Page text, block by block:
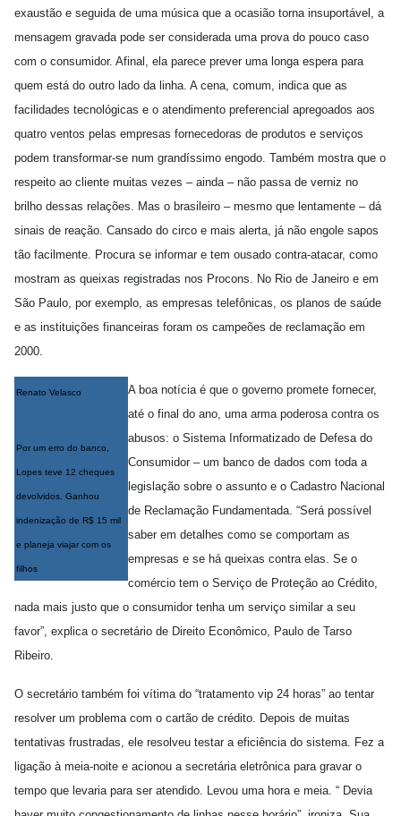
exaustão e seguida de uma música que a ocasião torna insuportável, a
mensagem gravada pode ser considerada uma prova do pouco caso
com o consumidor. Afinal, ela parece prever uma longa espera para
quem está do outro lado da linha. A cena, comum, indica que as
facilidades tecnológicas e o atendimento preferencial apregoados aos
quatro ventos pelas empresas fornecedoras de produtos e serviços
podem transformar-se num grandíssimo engodo. Também mostra que o
respeito ao cliente muitas vezes – ainda – não passa de verniz no
brilho dessas relações. Mas o brasileiro – mesmo que lentamente – dá
sinais de reação. Cansado do circo e mais alerta, já não engole sapos
tão facilmente. Procura se informar e tem ousado contra-atacar, como
mostram as queixas registradas nos Procons. No Rio de Janeiro e em
São Paulo, por exemplo, as empresas telefônicas, os planos de saúde
e as instituições financeiras foram os campeões de reclamação em
2000.
Renato Velasco
Por um erro do banco,
Lopes teve 12 cheques
devolvidos. Ganhou
indenização de R$ 15 mil
e planeja viajar com os
filhos
A boa notícia é que o governo promete fornecer,
até o final do ano, uma arma poderosa contra os
abusos: o Sistema Informatizado de Defesa do
Consumidor – um banco de dados com toda a
legislação sobre o assunto e o Cadastro Nacional
de Reclamação Fundamentada. “Será possível
saber em detalhes como se comportam as
empresas e se há queixas contra elas. Se o
comércio tem o Serviço de Proteção ao Crédito,
nada mais justo que o consumidor tenha um serviço similar a seu
favor”, explica o secretário de Direito Econômico, Paulo de Tarso
Ribeiro.
O secretário também foi vítima do “tratamento vip 24 horas” ao tentar
resolver um problema com o cartão de crédito. Depois de muitas
tentativas frustradas, ele resolveu testar a eficiência do sistema. Fez a
ligação à meia-noite e acionou a secretária eletrônica para gravar o
tempo que levaria para ser atendido. Levou uma hora e meia. “ Devia